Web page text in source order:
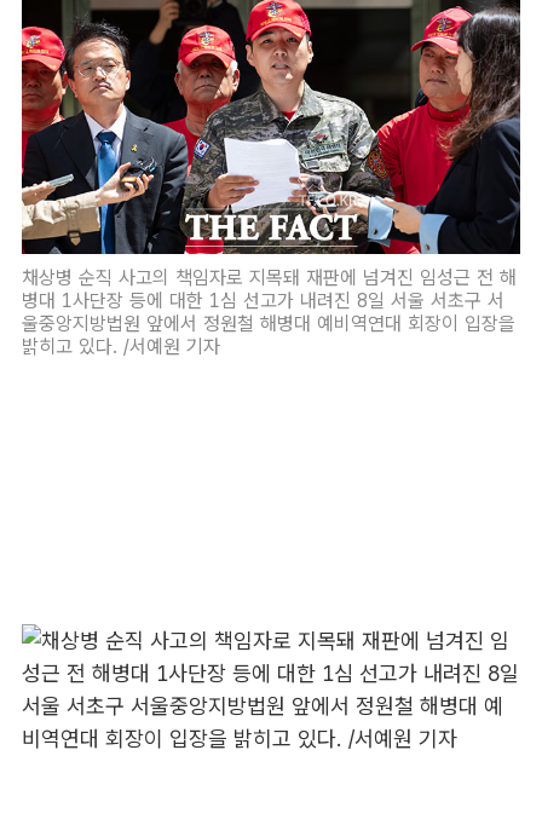
채상병 순직 사고의 책임자로 지목돼 재판에 넘겨진 임성근 전 해
병대 1사단장 등에 대한 1심 선고가 내려진 8일 서울 서초구 서
울중앙지방법원 앞에서 정원철 해병대 예비역연대 회장이 입장을
밝히고 있다. /서예원 기자